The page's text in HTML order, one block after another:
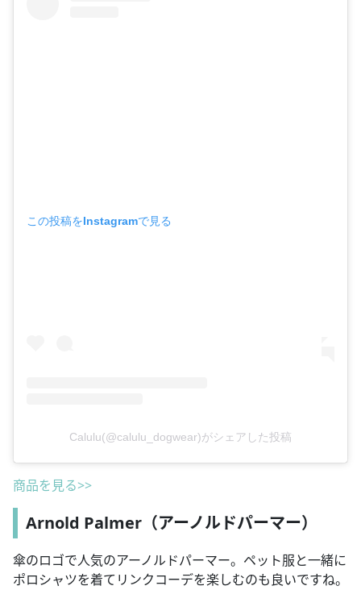
この投稿をInstagramで見る
Calulu(@calulu_dogwear)がシェアした投稿
商品を見る>>
Arnold Palmer（アーノルドパーマー）
傘のロゴで人気のアーノルドパーマー。ペット服と一緒に
ポロシャツを着てリンクコーデを楽しむのも良いですね。